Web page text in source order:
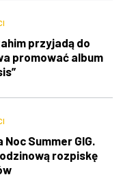
przyjadą do
promować album
Noc Summer GIG.
rozpiskę